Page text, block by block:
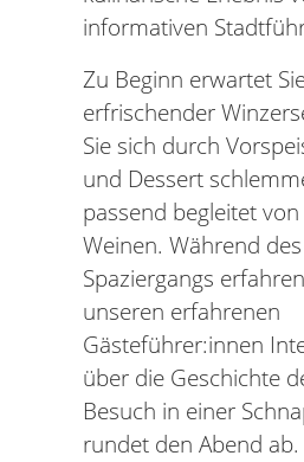
informativen
Zu Beginn erwartet
erfrischender
Sie sich durch
und Dessert
passend begleitet
Weinen. Während
Spaziergangs
unseren erfahrenen
Gästeführer:innen
über die Geschichte
Besuch in einer
rundet den Abend ab.